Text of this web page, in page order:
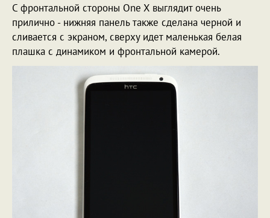
С фронтальной стороны One X выглядит очень
прилично - нижняя панель также сделана черной и
сливается с экраном, сверху идет маленькая белая
плашка с динамиком и фронтальной камерой.